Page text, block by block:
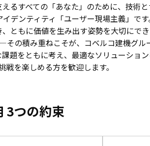
るすべての「あなた」のために、技術
デンティティ 「ユーザー現場主義」 です
ともに価値を生み出す姿勢を大切にで
の積み重ねこそが、コベルコ建機グル
題をともに考え、最適なソリューショ
戦を楽しめる方を歓迎します。
3つの約束